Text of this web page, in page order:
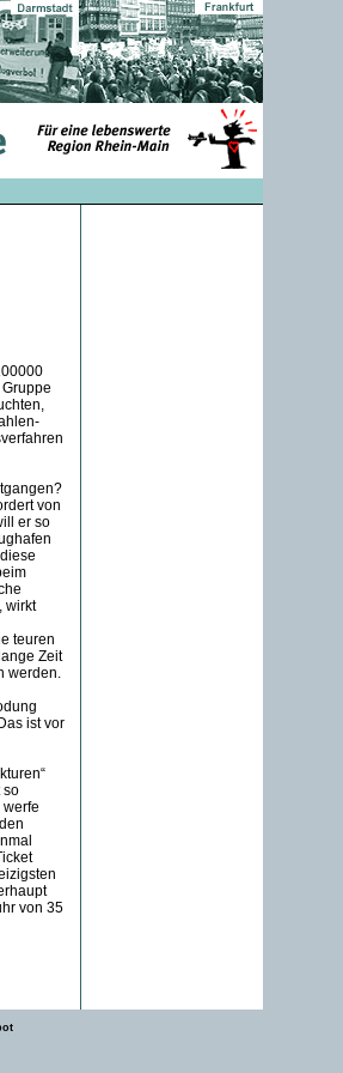
von
er so
wirkt
teuren
Zeit
werden.
ist vor
so
von 35